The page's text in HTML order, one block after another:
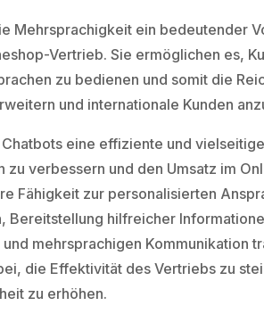
Mehrsprachigkeit ein bedeutender
Vertrieb. Sie ermöglichen es,
zu bedienen und somit die
und internationale Kunden
eine effiziente und
zu verbessern und den Umsatz im
Fähigkeit zur personalisierten
Bereitstellung hilfreicher
mehrsprachigen Kommunikation
die Effektivität des Vertriebs zu
zu erhöhen.